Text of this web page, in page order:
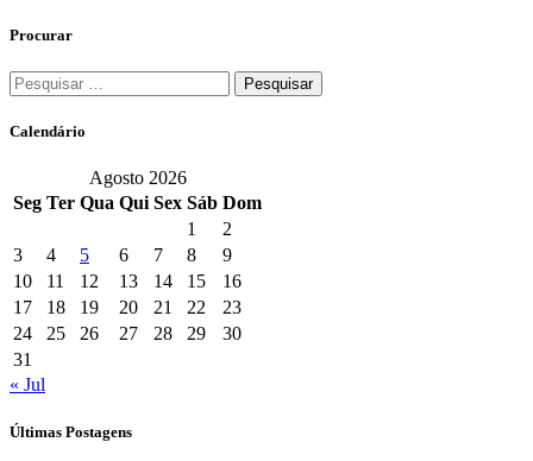
Procurar
Pesquisar
por:
Calendário
Agosto 2026
Seg Ter Qua Qui Sex Sáb Dom
1
2
3
4 5 6 7 8
9
10
11 12 13 14 15
16
17
18 19 20 21 22
23
24
25 26 27 28 29
30
31
« Jul
Últimas Postagens